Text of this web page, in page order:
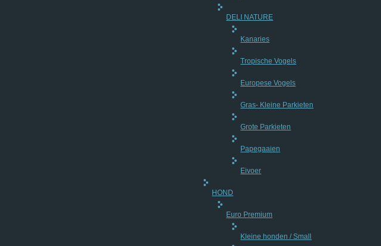
DELI NATURE
Kanaries
Tropische Vogels
Europese Vogels
Gras- Kleine Parkieten
Grote Parkieten
Papegaaien
Eivoer
HOND
Euro Premium
Kleine honden / Small